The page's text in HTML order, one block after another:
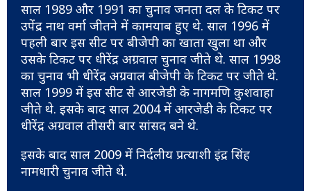
साल 1989 और 1991 का चुनाव जनता दल के टिकट पर
उपेंद्र नाथ वर्मा जीतने में कामयाब हुए थे. साल 1996 में
पहली बार इस सीट पर बीजेपी का खाता खुला था और
उसके टिकट पर धीरेंद्र अग्रवाल चुनाव जीते थे. साल 1998
का चुनाव भी धीरेंद्र अग्रवाल बीजेपी के टिकट पर जीते थे.
साल 1999 में इस सीट से आरजेडी के नागमणि कुशवाहा
जीते थे. इसके बाद साल 2004 में आरजेडी के टिकट पर
धीरेंद्र अग्रवाल तीसरी बार सांसद बने थे.
इसके बाद साल 2009 में निर्दलीय प्रत्याशी इंद्र सिंह
नामधारी चुनाव जीते थे.